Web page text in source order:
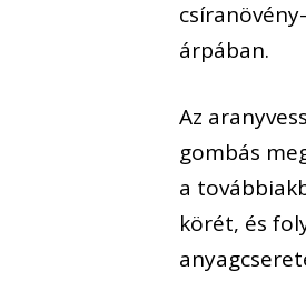
árpában.
Az
gombás
a
körét, és